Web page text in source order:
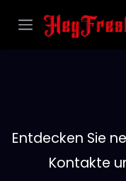
Entdecken Sie
Kontakte